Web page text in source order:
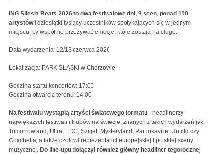
ING Silesia Beats 2026 to dwa festiwalowe dni, 9 scen, ponad 100
artystówi dziesiątki tysiący uczestników spotykających się w jednym
miejscu, by wspólnie przeżywać emocje, które zostają na długo.
Data wydarzenia: 12/13 czerwca 2026
Lokalizacja: PARK ŚLĄSKI w Chorzowie
Godzina startu koncertów: 17:00
Godzina otwarcia terenu: 14:00
Na festiwalu wystąpią artyści światowego formatu - headlinerzy
największych festiwali i klubów na świecie, znanych z takich wydarzeń jak
Tomorrowland, Ultra, EDC, Sziget, Mysteryland, Parookaville, Untold czy
Coachella, a także czołowi reprezentanci europejskiej i polskiej sceny
muzycznej. Do line-upu dołączył również główny headliner tegorocznej